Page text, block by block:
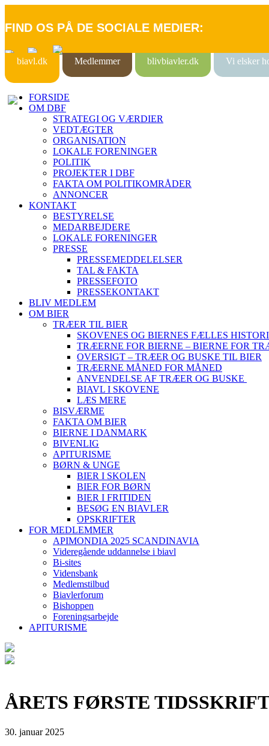
FIND OS PÅ DE SOCIALE MEDIER:
biavl.dk Medlemmer blivbiavler.dk Vi elsker
FORSIDE
OM DBF
STRATEGI OG VÆRDIER
VEDTÆGTER
ORGANISATION
LOKALE FORENINGER
POLITIK
PROJEKTER I DBF
FAKTA OM POLITIKOMRÅDER
ANNONCER
KONTAKT
BESTYRELSE
MEDARBEJDERE
LOKALE FORENINGER
PRESSE
PRESSEMEDDELELSER
TAL & FAKTA
PRESSEFOTO
PRESSEKONTAKT
BLIV MEDLEM
OM BIER
TRÆER TIL BIER
SKOVENES OG BIERNES FÆLLES
TRÆERNE FOR BIERNE – BIERNE FOR
OVERSIGT – TRÆER OG BUSKE TIL BIER
TRÆERNE MÅNED FOR MÅNED
ANVENDELSE AF TRÆER OG BUSKE
BIAVL I SKOVENE
LÆS MERE
BISVÆRME
FAKTA OM BIER
BIERNE I DANMARK
BIVENLIG
APITURISME
BØRN & UNGE
BIER I SKOLEN
BIER FOR BØRN
BIER I FRITIDEN
BESØG EN BIAVLER
OPSKRIFTER
FOR MEDLEMMER
APIMONDIA 2025 SCANDINAVIA
Videregående uddannelse i biavl
Bi-sites
Vidensbank
Medlemstilbud
Biavlerforum
Bishoppen
Foreningsarbejde
APITURISME
ÅRETS FØRSTE
30. januar 2025